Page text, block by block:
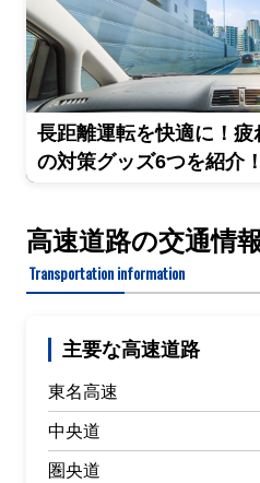
長距離運転を快適に！
の対策グッズ6つを紹介！
高速道路の交通情
Transportation information
主要な高速道路
東名高速
中央道
圏央道